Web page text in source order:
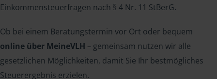
Einkommensteuerfragen nach § 4 Nr. 11 StBerG.
Ob bei einem Beratungstermin vor Ort oder bequem
online über MeineVLH – gemeinsam nutzen wir alle
gesetzlichen Möglichkeiten, damit Sie Ihr bestmögliches
Steuerergebnis erzielen.